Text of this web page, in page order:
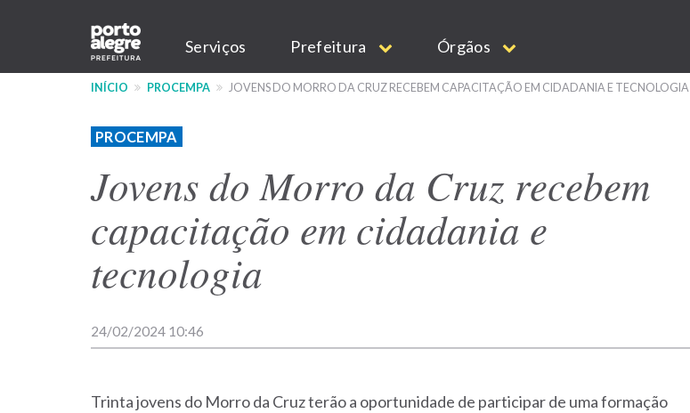
conteúdo
Main
navigation
Serviços Prefeitura Órgãos
INÍCIO PROCEMPA JOVENS DO MORRO DA CRUZ RECEBEM CAPACITAÇÃO EM CIDADANIA E TECNOLOGIA
PROCEMPA
Jovens do Morro da Cruz recebem
capacitação em cidadania e
tecnologia
24/02/2024 10:46
Trinta jovens do Morro da Cruz terão a oportunidade de participar de uma formação